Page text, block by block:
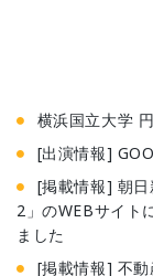
横浜国立大学
[出演情報]
[掲載情報] 朝
2」のWEBサイト
ました
[掲載情報] 不